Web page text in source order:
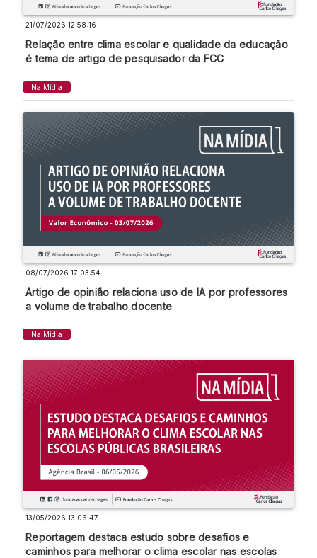
21/07/2026 12:58:16
Relação entre clima escolar e qualidade da educação
é tema de artigo de pesquisador da FCC
Na Mídia
08/07/2026 17:03:54
Artigo de opinião relaciona uso de IA por professores
a volume de trabalho docente
Na Mídia
13/05/2026 13:06:47
Reportagem destaca estudo sobre desafios e
caminhos para melhorar o clima escolar nas escolas